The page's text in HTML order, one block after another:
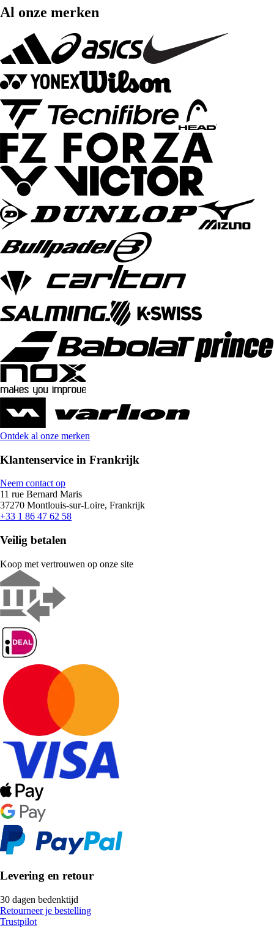
Al onze merken
Ontdek al onze merken
Klantenservice in Frankrijk
Neem contact op
11 rue Bernard Maris
37270 Montlouis-sur-Loire, Frankrijk
+33 1 86 47 62 58
Veilig betalen
Koop met vertrouwen op onze site
Levering en retour
30 dagen bedenktijd
Retourneer je bestelling
Trustpilot